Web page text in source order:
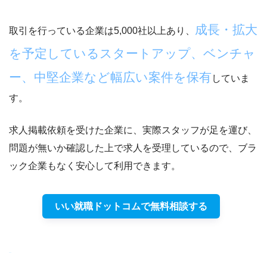
取引を行っている企業は5,000社以上あり、
成長・拡大
を予定しているスタートアップ、ベンチャ
ー、中堅企業など幅広い案件を保有 していま
す。
求人掲載依頼を受けた企業に、実際スタッフが足を運び、
問題が無いか確認した上で求人を受理しているので、ブラ
ック企業もなく安心して利用できます。
いい就職ドットコムで無料相談する